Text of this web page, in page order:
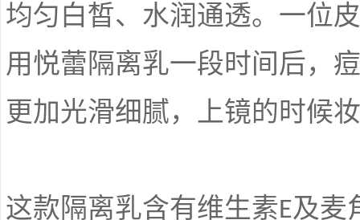
均匀白皙、水润通透。一位
用悦蕾隔离乳一段时间后，
更加光滑细腻，上镜的时候
这款隔离乳含有维生素E及麦